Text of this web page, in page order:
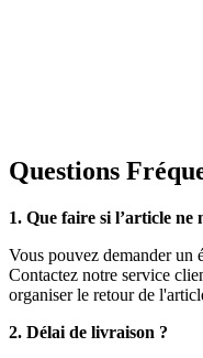
Questions
1. Que faire si l’article ne
Vous pouvez demander un
Contactez notre service
organiser le retour de
2. Délai de livraison ?